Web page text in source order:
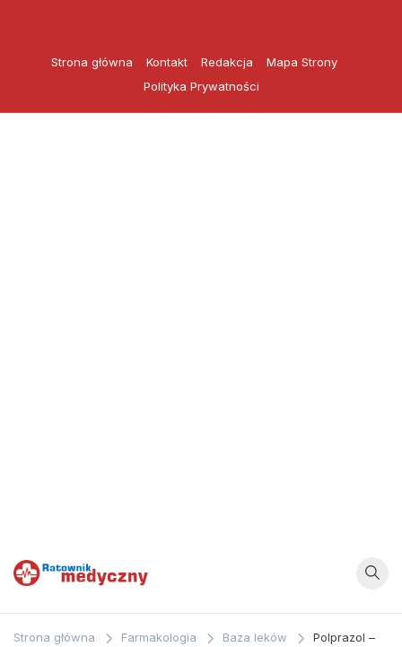
Strona główna Kontakt Redakcja
Mapa Strony
Polityka Prywatności
Ratownik
Strona główna Farmakologia Baza leków
Polprazol –